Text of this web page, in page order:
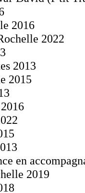
2016
2022
2013
2015
en
2019